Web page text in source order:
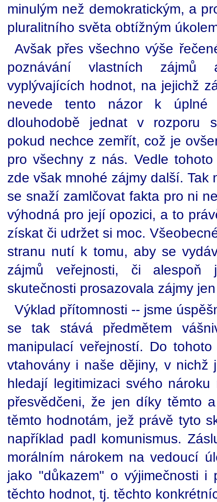
minulým než demokratickým, a
pluralitního světa obtížným
Avšak přes všechno výše
poznávání vlastních
vyplývajících hodnot, na jejichž
nevede tento názor k úplné
dlouhodobě jednat v rozporu
pokud nechce zemřít, což je
pro všechny z nás. Vedle
zde však mnohé zájmy další. Tak
se snaží zamlčovat fakta pro ni
výhodná pro její opozici, a to
získat či udržet si moc.
stranu nutí k tomu, aby se
zájmů veřejnosti, či
skutečnosti prosazovala zájmy
Výklad přítomnosti -- jsme
se tak stává předmětem
manipulací veřejností. Do
vtahovány i naše dějiny, v nichž
hledají legitimizaci svého
přesvědčeni, že jen díky těmto
těmto hodnotám, jež právě tyto
například padl komunismus.
morálním nárokem na vedoucí
jako "důkazem" o výjimečnosti i
těchto hodnot, tj. těchto